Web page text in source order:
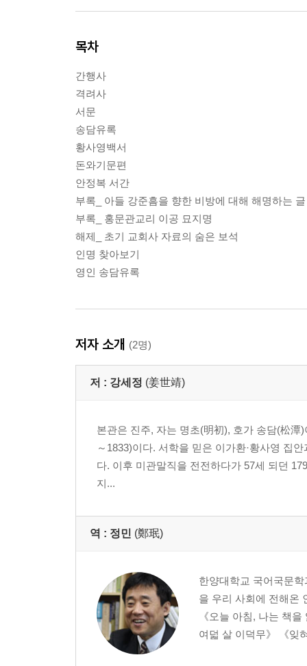
목차
간행사
격려사
서문
송담유록
황사영백서
돈와기문편
안정복 서간
부록_ 아들 강준흠을 향한 비방에 대해 해명하는 글
부록_ 홍문관교리 이공 묘지명
해제_ 초기 교회사 자료의 숨은 보석
인명 찾아보기
영인 송담유록
저자 소개 (2명)
저 : 강세정 (姜世靖)
본관은 진주, 자는 명초(明初), 호가 송담(松潭
～1833)이다. 서학을 믿은 이가환·황사영 집
다. 이후 미관말직을 전전하다가 57세 되던
지...
역 : 정민 (鄭珉)
한양대학교 국어국문
을 우리 사회에 전해온
《오늘 아침, 나는 책
여덟 살 이덕무》 《잊